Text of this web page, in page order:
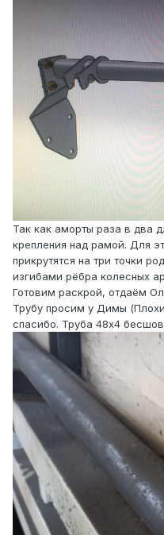
Так как аморты раза в два
крепления над рамой. Для
прикрутятся на три точки
изгибами рёбра колесных
Готовим раскрой, отдаём
Трубу просим у Димы
спасибо. Труба 48х4